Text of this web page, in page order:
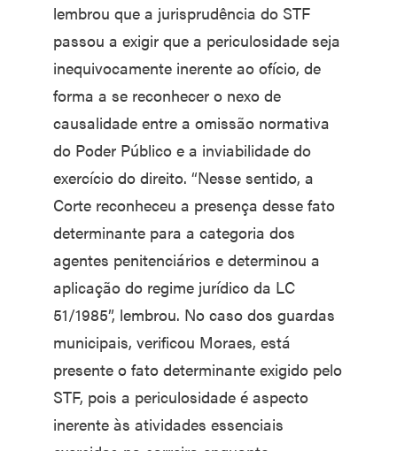
lembrou que a jurisprudência do STF
passou a exigir que a periculosidade seja
inequivocamente inerente ao ofício, de
forma a se reconhecer o nexo de
causalidade entre a omissão normativa
do Poder Público e a inviabilidade do
exercício do direito. “Nesse sentido, a
Corte reconheceu a presença desse fato
determinante para a categoria dos
agentes penitenciários e determinou a
aplicação do regime jurídico da LC
51/1985”, lembrou. No caso dos guardas
municipais, verificou Moraes, está
presente o fato determinante exigido pelo
STF, pois a periculosidade é aspecto
inerente às atividades essenciais